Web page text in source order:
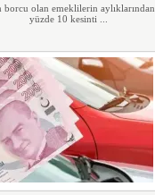
borcu olan emeklilerin aylıklarından
yüzde 10 kesinti ...